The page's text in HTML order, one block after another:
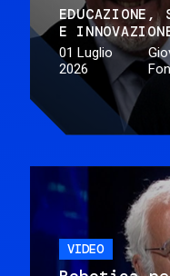
EDUCAZIONE
E
01 Luglio
2026
VIDEO